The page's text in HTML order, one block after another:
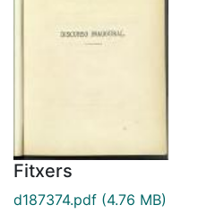
Fitxers
d187374.pdf (4.76 MB)